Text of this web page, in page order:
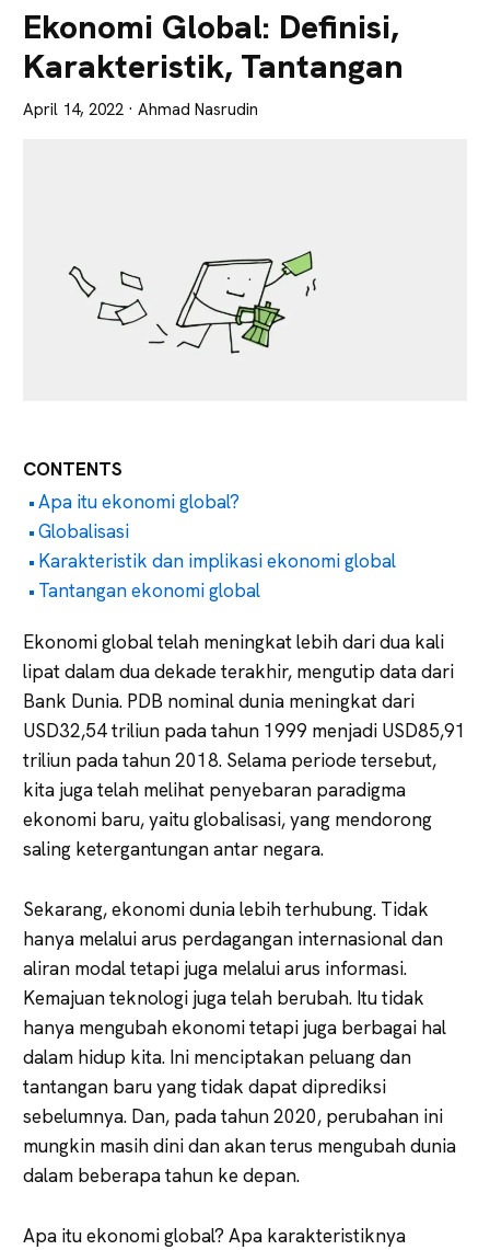
Tajam
Ekonomi Global: Definisi,
Karakteristik, Tantangan
April 14, 2022 · Ahmad Nasrudin
CONTENTS
Apa itu ekonomi global?
Globalisasi
Karakteristik dan implikasi ekonomi global
Tantangan ekonomi global
Ekonomi global telah meningkat lebih dari dua kali
lipat dalam dua dekade terakhir, mengutip data dari
Bank Dunia. PDB nominal dunia meningkat dari
USD32,54 triliun pada tahun 1999 menjadi USD85,91
triliun pada tahun 2018. Selama periode tersebut,
kita juga telah melihat penyebaran paradigma
ekonomi baru, yaitu globalisasi, yang mendorong
saling ketergantungan antar negara.
Sekarang, ekonomi dunia lebih terhubung. Tidak
hanya melalui arus perdagangan internasional dan
aliran modal tetapi juga melalui arus informasi.
Kemajuan teknologi juga telah berubah. Itu tidak
hanya mengubah ekonomi tetapi juga berbagai hal
dalam hidup kita. Ini menciptakan peluang dan
tantangan baru yang tidak dapat diprediksi
sebelumnya. Dan, pada tahun 2020, perubahan ini
mungkin masih dini dan akan terus mengubah dunia
dalam beberapa tahun ke depan.
Apa itu ekonomi global? Apa karakteristiknya